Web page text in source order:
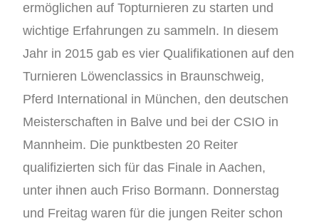
ermöglichen auf Topturnieren zu starten und
wichtige Erfahrungen zu sammeln. In diesem
Jahr in 2015 gab es vier Qualifikationen auf den
Turnieren Löwenclassics in Braunschweig,
Pferd International in München, den deutschen
Meisterschaften in Balve und bei der CSIO in
Mannheim. Die punktbesten 20 Reiter
qualifizierten sich für das Finale in Aachen,
unter ihnen auch Friso Bormann. Donnerstag
und Freitag waren für die jungen Reiter schon